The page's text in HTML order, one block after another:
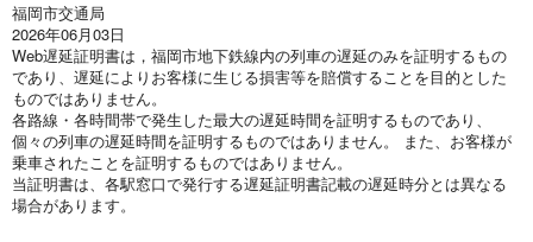
福岡市交通局
2026年06月03日
Web遅延証明書は，福岡市地下鉄線内の列車の遅延のみを証明するもの
であり、遅延によりお客様に生じる損害等を賠償することを目的とした
ものではありません。
各路線・各時間帯で発生した最大の遅延時間を証明するものであり、
個々の列車の遅延時間を証明するものではありません。 また、お客様が
乗車されたことを証明するものではありません。
当証明書は、各駅窓口で発行する遅延証明書記載の遅延時分とは異なる
場合があります。